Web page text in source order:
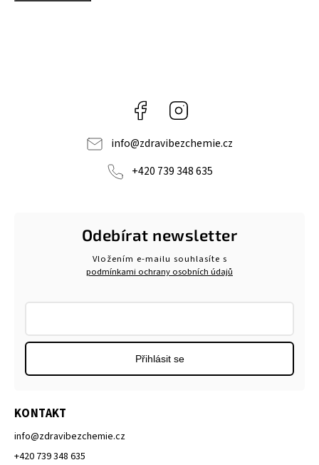
Facebook
info@zdravibezchemie.cz
+420 739 348 635
KONTAKT
info@zdravibezchemie.cz
+420 739 348 635
Odebírat newsletter
Vložením e-mailu souhlasíte s
podmínkami ochrany osobních údajů
Přihlásit se